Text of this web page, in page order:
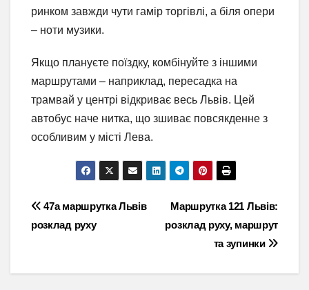
ринком завжди чути гамір торгівлі, а біля опери
– ноти музики.
Якщо плануєте поїздку, комбінуйте з іншими
маршрутами – наприклад, пересадка на
трамвай у центрі відкриває весь Львів. Цей
автобус наче нитка, що зшиває повсякденне з
особливим у місті Лева.
Навігація
записів
Маршрутка 121 Львів:
розклад руху, маршрут
та зупинки
47а маршрутка Львів
розклад руху